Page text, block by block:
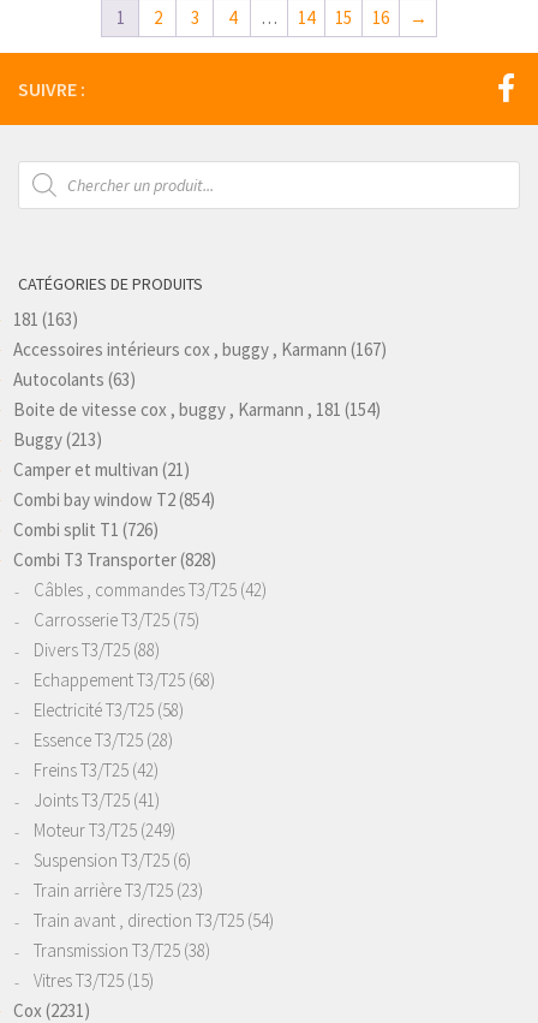
1 2 3 4 … 14 15 16 →
SUIVRE :
Recherche
de
produits
CATÉGORIES DE PRODUITS
181 (163)
Accessoires intérieurs cox , buggy , Karmann (167)
Autocolants (63)
Boite de vitesse cox , buggy , Karmann , 181 (154)
Buggy(213)
Camper et multivan (21)
Combi bay window T2(854)
Combi split T1 (726)
Combi T3 Transporter(828)
Câbles , commandes T3/T25 (42)
Carrosserie T3/T25 (75)
Divers T3/T25 (88)
Echappement T3/T25 (68)
Electricité T3/T25 (58)
Essence T3/T25 (28)
Freins T3/T25 (42)
Joints T3/T25 (41)
Moteur T3/T25 (249)
Suspension T3/T25 (6)
Train arrière T3/T25 (23)
Train avant , direction T3/T25 (54)
Transmission T3/T25 (38)
Vitres T3/T25 (15)
Cox(2231)